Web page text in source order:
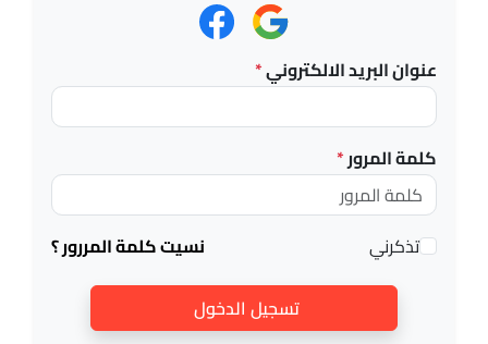
عنوان البريد الالكتروني*
كلمة المرور*
تذكرني
نسيت كلمة المررور ؟
تسجيل الدخول